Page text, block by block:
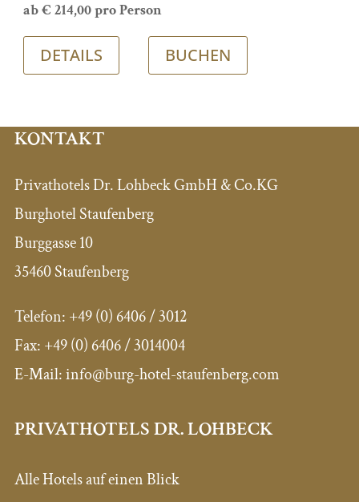
ab € 214,00 pro Person
DETAILS BUCHEN
KONTAKT
Privathotels Dr. Lohbeck GmbH & Co.KG
Burghotel Staufenberg
Burggasse 10
35460 Staufenberg
Telefon: +49 (0) 6406 / 3012
Fax: +49 (0) 6406 / 3014004
E-Mail: info@burg-hotel-staufenberg.com
PRIVATHOTELS DR. LOHBECK
Alle Hotels auf einen Blick